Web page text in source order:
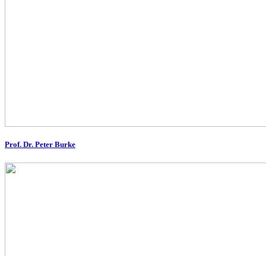
Prof. Dr. Peter Burke